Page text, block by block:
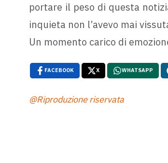
portare il peso di questa
inquieta non l’avevo mai
Un momento carico di
FACEBOOK X WHATSAPP
@Riproduzione riservata